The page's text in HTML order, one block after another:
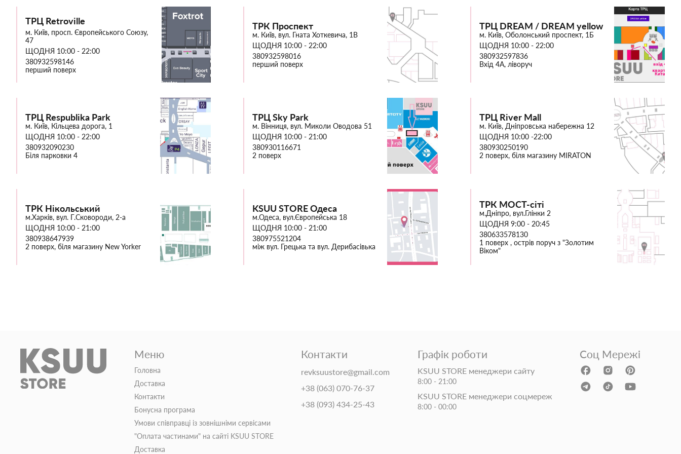
ТРЦ Retroville
м. Київ, просп. Європейського Союзу,
47
ЩОДНЯ 10:00 - 22:00
380932598146
перший поверх
ТРК Проспект
м. Київ, вул. Гната Хоткевича, 1В
ЩОДНЯ 10:00 - 22:00
380932598016
перший поверх
ТРЦ DREAM / DREAM yellow
м. Київ, Оболонський проспект, 1Б
ЩОДНЯ 10:00 - 22:00
380932597836
Вхід 4А, ліворуч
ТРЦ Respublika Park
м. Київ, Кільцева дорога, 1
ЩОДНЯ 10:00 - 22:00
380932090230
Біля парковки 4
ТРЦ Sky Park
м. Вінниця, вул. Миколи Оводова 51
ЩОДНЯ 10:00 - 21:00
380930116671
2 поверх
ТРЦ River Mall
м. Київ, Дніпровська набережна 12
ЩОДНЯ 10:00 -22:00
380930250190
2 поверх, біля магазину MIRATON
ТРК Нікольський
м.Харків, вул. Г.Сковороди, 2-а
ЩОДНЯ 10:00 - 21:00
380938647939
2 поверх, біля магазину New Yorker
KSUU STORE Одеса
м.Одеса, вул.Європейська 18
ЩОДНЯ 10:00 - 21:00
380975521204
між вул. Грецька та вул. Дерибасівька
ТРК МОСТ-сіті
м.Дніпро, вул.Глінки 2
ЩОДНЯ 9:00 - 20:45
380633578130
1 поверх , острів поруч з "Золотим
Віком"
Меню
Головна
Доставка
Контакти
Бонусна програма
Умови співправці із зовнішніми сервісами
"Оплата частинами" на сайті KSUU STORE
Доставка
Контакти
revksuustore@gmail.com
+38 (063) 070-76-37
+38 (093) 434-25-43
Графік роботи
KSUU STORE менеджери сайту
8:00 - 21:00
KSUU STORE менеджери соцмереж
8:00 - 00:00
Соц Мережі